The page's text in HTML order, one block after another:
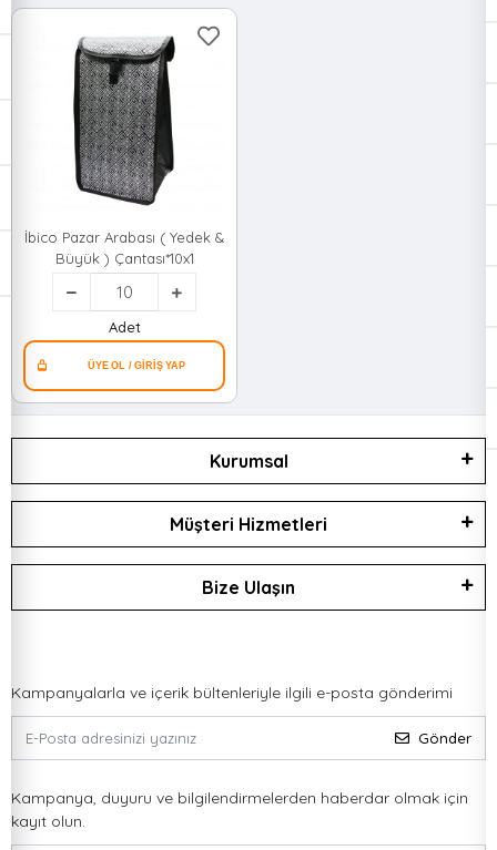
İbico Pazar Arabası ( Yedek &
Büyük ) Çantası*10x1
Adet
Kurumsal
Müşteri Hizmetleri
Bize Ulaşın
Kampanyalarla ve içerik bültenleriyle ilgili e-posta gönderimi
Gönder
Kampanya, duyuru ve bilgilendirmelerden haberdar olmak için
kayıt olun.